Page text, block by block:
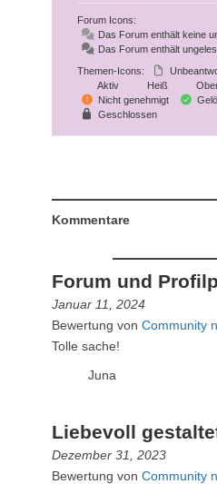
Forum Icons:
Das Forum enthält keine
Das Forum enthält
Themen-Icons:
Aktiv
Heiß
Nicht genehmigt
Geschlossen
Kommentare
Forum und
Januar 11, 2024
Bewertung von Community
Tolle sache!
Juna
Liebevoll
Dezember 31, 2023
Bewertung von Community